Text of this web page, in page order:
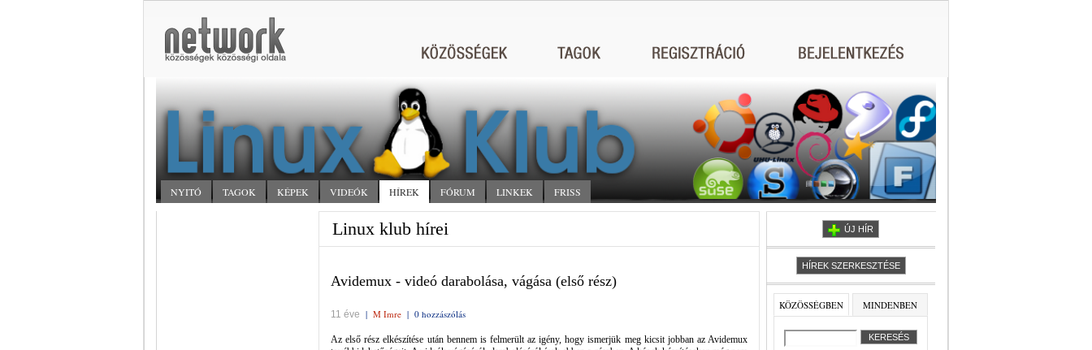
NYITÓ TAGOK KÉPEK VIDEÓK HÍREK FÓRUM LINKEK FRISS
Linux klub hírei
Avidemux - videó darabolása, vágása (első rész)
11 éve | M Imre | 0 hozzászólás
Az első rész elkészítése után bennem is felmerült az igény, hogy ismerjük meg kicsit jobban az Avidemux
ÚJ HÍR
HÍREK SZERKESZTÉSE
KÖZÖSSÉGBEN MINDENBEN